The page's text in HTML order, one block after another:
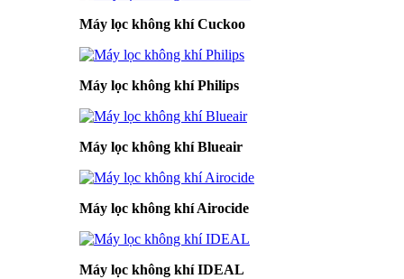
Máy lọc không khí Cuckoo
Máy lọc không khí Philips
Máy lọc không khí Blueair
Máy lọc không khí Airocide
Máy lọc không khí IDEAL